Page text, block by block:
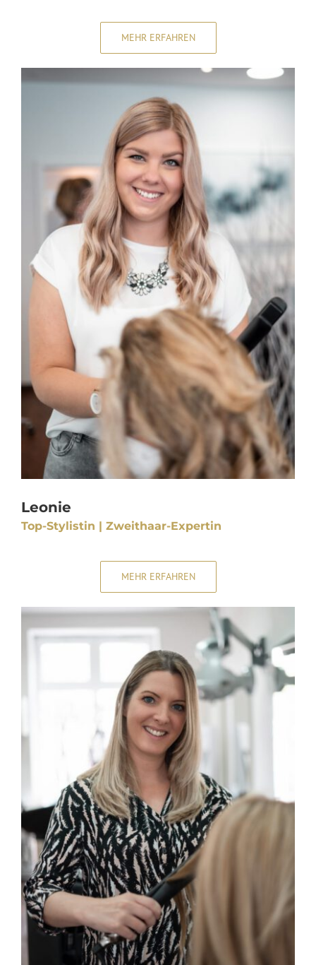
MEHR ERFAHREN
Leonie
Top-Stylistin | Zweithaar-Expertin
MEHR ERFAHREN